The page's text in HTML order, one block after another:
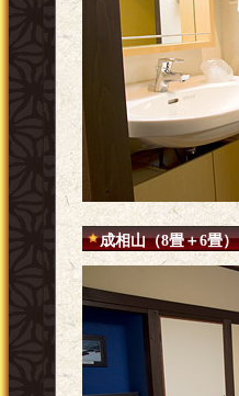
成相山（8畳＋6畳）